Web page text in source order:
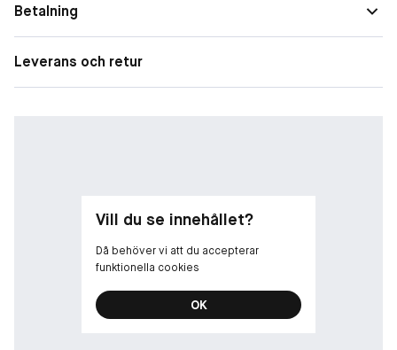
du byter silikonkudde var tredje månad, samt att du byter ut din
ögonfransböjare en gång per år.
Betalning
Leverans och retur
Vill du se innehållet?
Då behöver vi att du accepterar
funktionella cookies
OK